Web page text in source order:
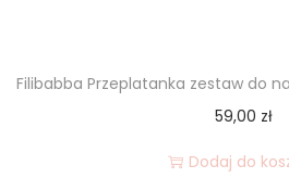
Filibabba Przeplatanka zestaw do
59,00 zł
Dodaj do